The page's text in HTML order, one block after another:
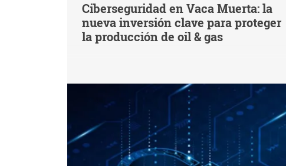
Ciberseguridad en Vaca Muerta: la
nueva inversión clave para proteger
la producción de oil & gas